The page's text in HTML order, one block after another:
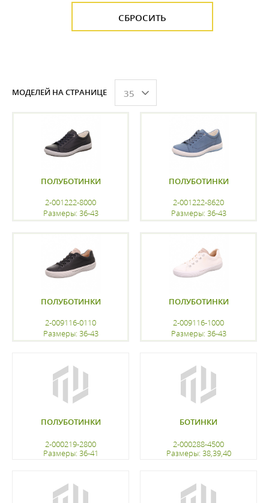
МОДЕЛЕЙ НА СТРАНИЦЕ 35
ПОЛУБОТИНКИ
2-001222-8000
Размеры: 36-43
ПОЛУБОТИНКИ
2-001222-8620
Размеры: 36-43
ПОЛУБОТИНКИ
2-009116-0110
Размеры: 36-43
ПОЛУБОТИНКИ
2-009116-1000
Размеры: 36-43
ПОЛУБОТИНКИ
2-000219-2800
Размеры: 36-41
БОТИНКИ
2-000288-4500
Размеры: 38,39,40